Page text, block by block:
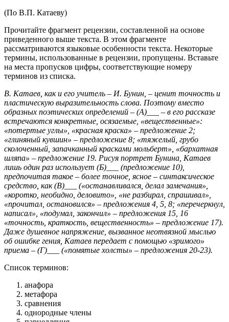
(По В.П. Катаеву)
Прочитайте фрагмент рецензии, составленной на основе
приведенного выше текста. В этом фрагменте
рассматриваются языковые особенности текста. Некоторые
термины, использованные в рецензии, пропущены. Вставьте
на места пропусков цифры, соответствующие номеру
терминов из списка.
В. Катаев, как и его учитель – И. Бунин, – ценит точность и
пластическую выразительность слова. Поэтому вместо
образных поэтических определений – (А)___ – в его рассказе
встречаются конкретные, осязаемые, «вещественные»:
«потертые углы», «красная краска» – предложение 2;
«глиняный кувшин» – предложение 8; «тяжелый, грубо
сколоченный, запачканный красками мольберт», «бархатная
шляпа» – предложение 19. Рисуя портрет Бунина, Катаев
лишь один раз использует (Б)___ (предложение 10),
предпочитая такое – более точное, ясное – синтаксическое
средство, как (В)___ («останавливался, делал замечания»,
«коротко, необидно, деловито», «не разбирал, спрашивал»,
«прочитал, остановился» – предложения 4, 5, 8; «перечеркнул,
написал», «подумал, закончил» – предложения 15, 16
«точность, краткость, вещественность» – предложение 17).
Даже душевное напряжение, вызванное неотвязной мыслью
об ошибке гения, Катаев передает с помощью «зримого»
приема – (Г)___ («помятые холсты» – предложения 20-23).
Список терминов:
анафора
метафора
сравнения
однородные члены